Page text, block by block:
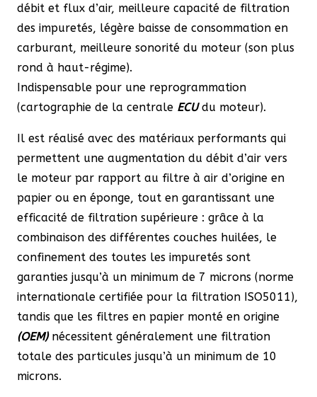
débit et flux d’air, meilleure capacité de filtration
des impuretés, légère baisse de consommation en
carburant, meilleure sonorité du moteur (son plus
rond à haut-régime).
Indispensable pour une reprogrammation
(cartographie de la centrale ECUdu moteur).
Il est réalisé avec des matériaux performants qui
permettent une augmentation du débit d’air vers
le moteur par rapport au filtre à air d’origine en
papier ou en éponge, tout en garantissant une
efficacité de filtration supérieure : grâce à la
combinaison des différentes couches huilées, le
confinement des toutes les impuretés sont
garanties jusqu’à un minimum de 7 microns (norme
internationale certifiée pour la filtration ISO5011),
tandis que les filtres en papier monté en origine
(OEM)nécessitent généralement une filtration
totale des particules jusqu’à un minimum de 10
microns.